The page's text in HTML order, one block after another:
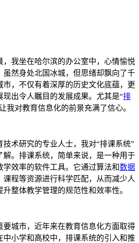
，我坐在哈尔滨的办公室中，心情愉悦
虽然身处北国冰城，但思绪却飘向了千
市，不仅有着深厚的历史文化底蕴，更
出令人瞩目的发展成果。尤其是“排
我对教育信息化的前景充满了信心。
术研究的专业人士，我对“排课系统”
解。排课系统，简单来说，是一种用于
效率的软件工具。它通过算法和数据
课程等资源进行科学匹配，从而减少人
整体教学管理的规范性和效率性。
要城市，近年来在教育信息化方面取得
中小学和高校中，排课系统的引入和推